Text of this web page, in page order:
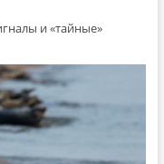
и «тайные»